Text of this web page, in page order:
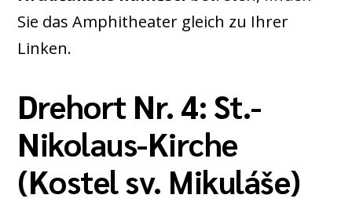
Sie das Amphitheater gleich zu Ihrer
Linken.
Drehort Nr. 4: St.-
Nikolaus-Kirche
(Kostel sv. Mikuláše)